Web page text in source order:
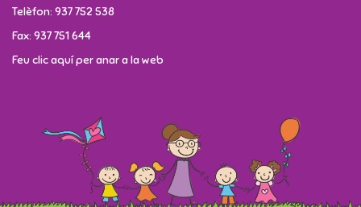
Telèfon: 937 752 538
Fax: 937 751 644
Feu clic aquí per anar a la web